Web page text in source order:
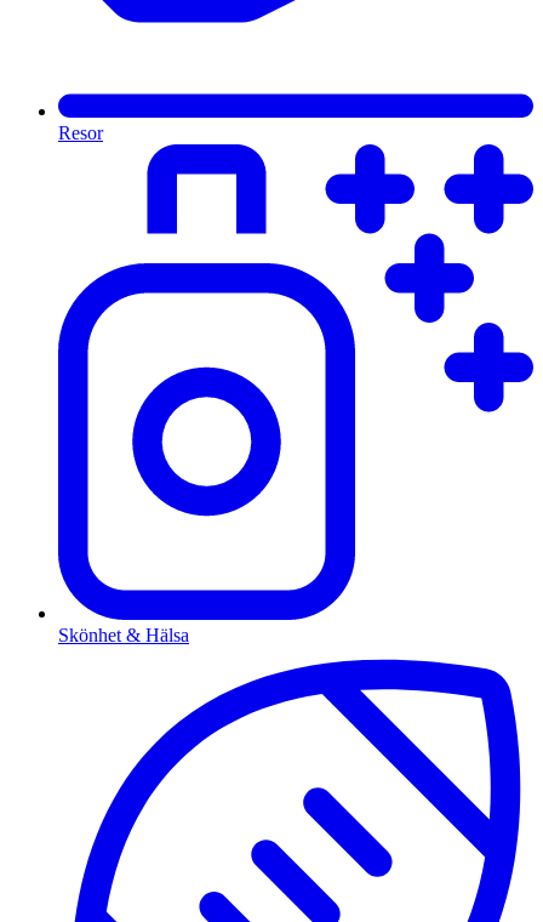
Resor
Skönhet & Hälsa